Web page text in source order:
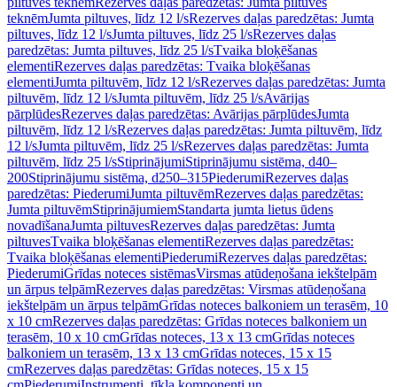
teknēmJumta piltuves, līdz 12 l/sRezerves daļas paredzētas: Jumta
piltuves, līdz 12 l/sJumta piltuves, līdz 25 l/sRezerves daļas
paredzētas: Jumta piltuves, līdz 25 l/sTvaika bloķēšanas
elementiRezerves daļas paredzētas: Tvaika bloķēšanas
elementiJumta piltuvēm, līdz 12 l/sRezerves daļas paredzētas: Jumta
piltuvēm, līdz 12 l/sJumta piltuvēm, līdz 25 l/sAvārijas
pārplūdesRezerves daļas paredzētas: Avārijas pārplūdesJumta
piltuvēm, līdz 12 l/sRezerves daļas paredzētas: Jumta piltuvēm, līdz
12 l/sJumta piltuvēm, līdz 25 l/sRezerves daļas paredzētas: Jumta
piltuvēm, līdz 25 l/sStiprinājumiStiprinājumu sistēma, d40–
200Stiprinājumu sistēma, d250–315PiederumiRezerves daļas
paredzētas: PiederumiJumta piltuvēmRezerves daļas paredzētas:
Jumta piltuvēmStiprinājumiemStandarta jumta lietus ūdens
novadīšanaJumta piltuvesRezerves daļas paredzētas: Jumta
piltuvesTvaika bloķēšanas elementiRezerves daļas paredzētas:
Tvaika bloķēšanas elementiPiederumiRezerves daļas paredzētas:
PiederumiGrīdas noteces sistēmasVirsmas atūdeņošana iekštelpām
un ārpus telpāmRezerves daļas paredzētas: Virsmas atūdeņošana
iekštelpām un ārpus telpāmGrīdas noteces balkoniem un terasēm, 10
x 10 cmRezerves daļas paredzētas: Grīdas noteces balkoniem un
terasēm, 10 x 10 cmGrīdas noteces, 13 x 13 cmGrīdas noteces
balkoniem un terasēm, 13 x 13 cmGrīdas noteces, 15 x 15
cmRezerves daļas paredzētas: Grīdas noteces, 15 x 15